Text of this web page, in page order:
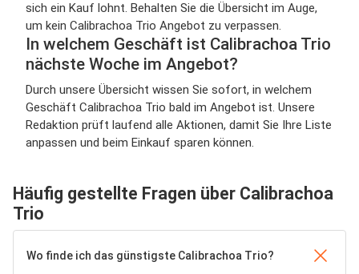
sich ein Kauf lohnt. Behalten Sie die Übersicht im Auge,
um kein Calibrachoa Trio Angebot zu verpassen.
In welchem Geschäft ist Calibrachoa Trio
nächste Woche im Angebot?
Durch unsere Übersicht wissen Sie sofort, in welchem
Geschäft Calibrachoa Trio bald im Angebot ist. Unsere
Redaktion prüft laufend alle Aktionen, damit Sie Ihre Liste
anpassen und beim Einkauf sparen können.
Häufig gestellte Fragen über Calibrachoa
Trio
Wo finde ich das günstigste Calibrachoa Trio?